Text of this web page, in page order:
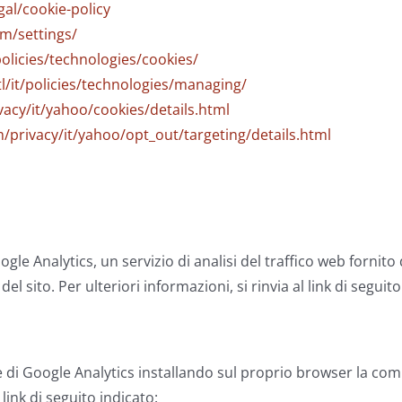
cookie-policy
settings/
technologies/cookies/
it/policies/technologies/managing/
it/yahoo/cookies/details.html
privacy/it/yahoo/opt_out/targeting/details.html
Analytics, un servizio di analisi del traffico web fornito
sito. Per ulteriori informazioni, si rinvia al link di
di Google Analytics installando sul proprio browser la
di seguito indicato: